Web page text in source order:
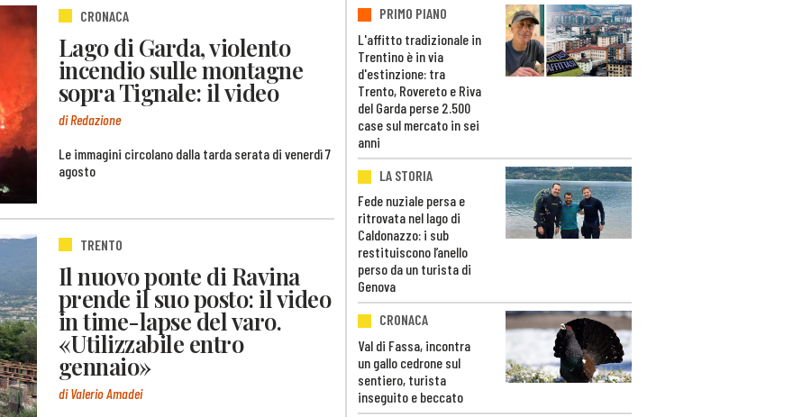
CRONACA
Lago di Garda, violento
incendio sulle montagne
sopra Tignale: il video
di Redazione
Le immagini circolano dalla tarda serata di venerdì 7
agosto
TRENTO
Il nuovo ponte di Ravina
prende il suo posto: il video
in time-lapse del varo.
«Utilizzabile entro
gennaio»
di Valerio Amadei
PRIMO PIANO
L'affitto tradizionale in
Trentino è in via
d'estinzione: tra
Trento, Rovereto e Riva
del Garda perse 2.500
case sul mercato in sei
anni
LA STORIA
Fede nuziale persa e
ritrovata nel lago di
Caldonazzo: i sub
restituiscono l’anello
perso da un turista di
Genova
CRONACA
Val di Fassa, incontra
un gallo cedrone sul
sentiero, turista
inseguito e beccato